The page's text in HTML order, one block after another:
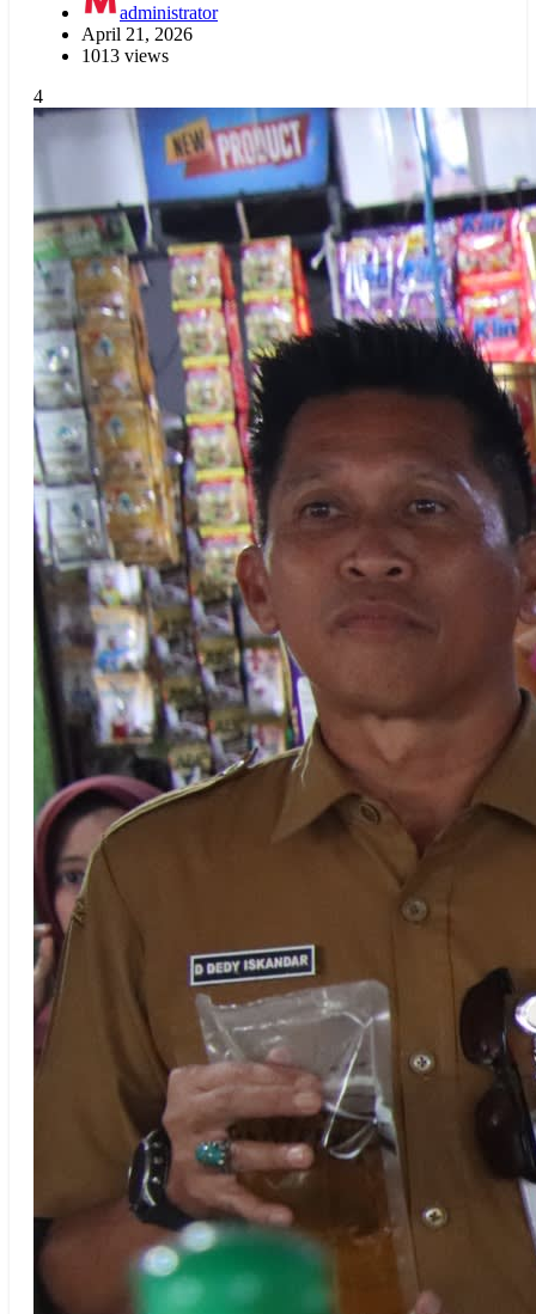
administrator
April 21, 2026
1013 views
4